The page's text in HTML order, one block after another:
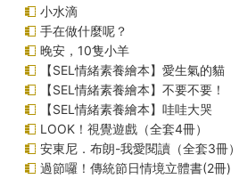
小水滴
手在做什麼呢？
晚安，10隻小羊
【SEL情緒素養繪本】愛生氣的貓
【SEL情緒素養繪本】不要不要！
【SEL情緒素養繪本】哇哇大哭
LOOK！視覺遊戲（全套4冊）
安東尼．布朗-我愛閱讀（全套3冊
過節囉！傳統節日情境立體書(2冊)